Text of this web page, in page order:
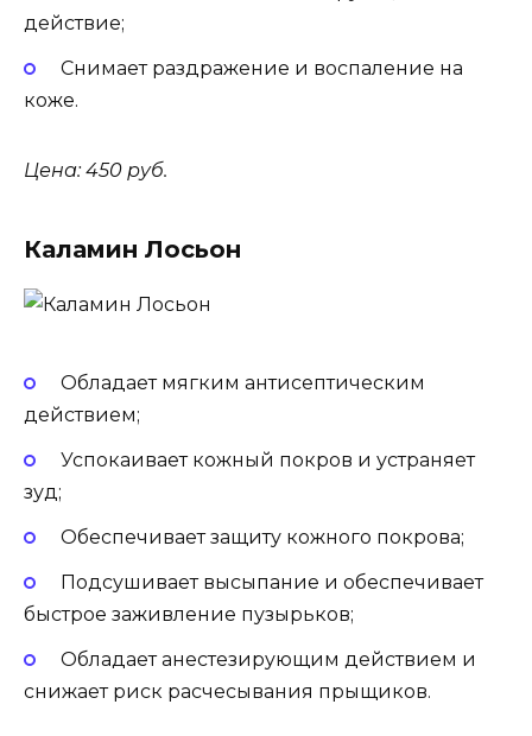
действие;
Снимает раздражение и воспаление на
коже.
Цена: 450 руб.
Каламин Лосьон
Обладает мягким антисептическим
действием;
Успокаивает кожный покров и устраняет
зуд;
Обеспечивает защиту кожного покрова;
Подсушивает высыпание и обеспечивает
быстрое заживление пузырьков;
Обладает анестезирующим действием и
снижает риск расчесывания прыщиков.